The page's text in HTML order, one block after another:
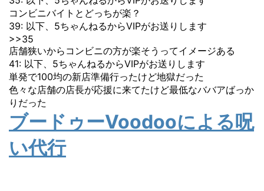
コンビニバイトとどっちが楽？
39: 以下、5ちゃんねるからVIPがお送りします
>>35
店舗狭いからコンビニの方が楽そうってイメージある
41: 以下、5ちゃんねるからVIPがお送りします
単発で100均の新店準備行ったけど地獄だった
色々な店舗の店長が応援に来てたけど最低なババアばっか
りだった
ブードゥーVoodooによる呪
い代行